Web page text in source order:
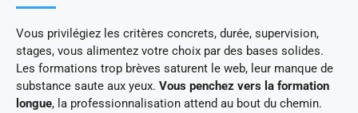
Vous privilégiez les critères concrets, durée, supervision,
stages, vous alimentez votre choix par des bases solides.
Les formations trop brèves saturent le web, leur manque de
substance saute aux yeux. Vous penchez vers la formation
longue, la professionnalisation attend au bout du chemin.